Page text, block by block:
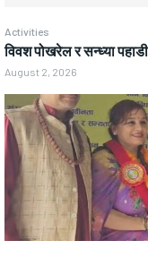
Activities
विवश पोखरेल र सन्ध्या
August 2, 2026